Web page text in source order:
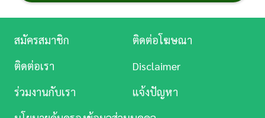
Music
สมัครสมาชิก
ติดต่อโฆษณา
ติดต่อเรา
Disclaimer
ร่วมงานกับเรา
แจ้งปัญหา